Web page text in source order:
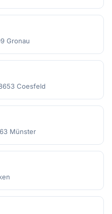
Gronau
Coesfeld
Münster